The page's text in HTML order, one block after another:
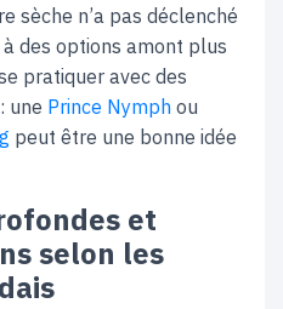
sèche n’a pas déclenché
des options amont plus
pratiquer avec des
une Prince Nymph ou
peut être une bonne idée
et
selon les